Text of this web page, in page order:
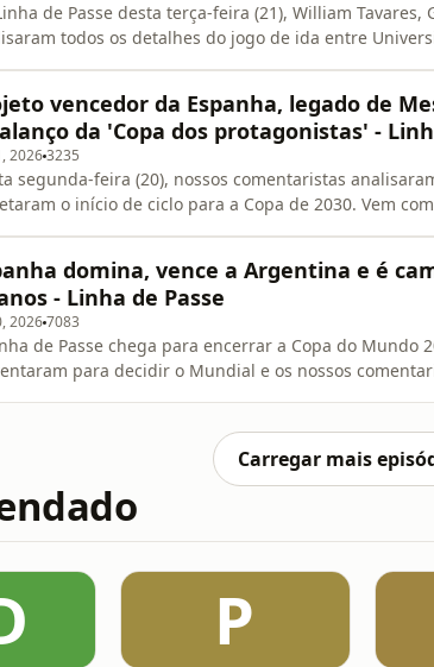
de Passe desta terça-feira (21), William
todos os detalhes do jogo de ida entre
vencedor da Espanha, legado de
da 'Copa dos protagonistas' -
20263235
segunda-feira (20), nossos comentaristas
o início de ciclo para a Copa de 2030. Vem
domina, vence a Argentina e é
- Linha de Passe
20267083
de Passe chega para encerrar a Copa do Mundo
para decidir o Mundial e os nossos
Carregar mais
P